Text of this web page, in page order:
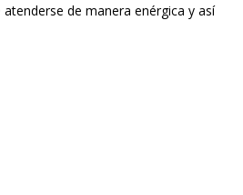
de manera enérgica y así